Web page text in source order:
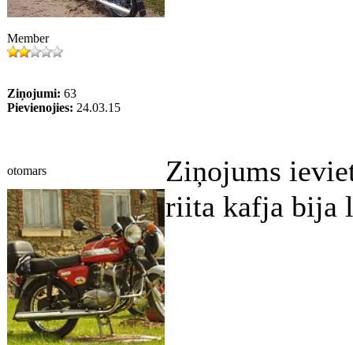
Member
Ziņojumi: 63
Pievienojies: 24.03.15
otomars Ziņojums
riita kafja bija